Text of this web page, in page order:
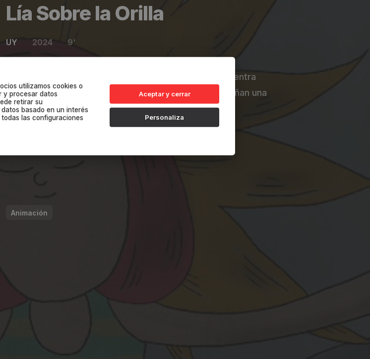
Lía Sobre la Orilla
UY 2024 9'
Una niña de vacaciones se pierde en el mar y se encuentra
con una tribu de espíritus de la naturaleza que le enseñan una
valiosa lección para llevar de regreso a la orilla.
Animación
utilizamos cookies o
y procesar datos
retirar su
basado en un interés
las configuraciones
Aceptar y cerrar
Personaliza